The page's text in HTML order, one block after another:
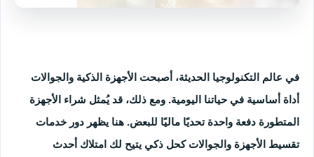
في عالم التكنولوجيا الحديثة، أصبحت الأجهزة الذكية والجوالات
أداة أساسية في حياتنا اليومية. ومع ذلك، قد يُمثل شراء الأجهزة
المتطورة دفعة واحدة تحديًا ماليًا للبعض. هنا يظهر دور خدمات
تقسيط الأجهزة والجوالات كحل ذكي يتيح لك امتلاك أحدث